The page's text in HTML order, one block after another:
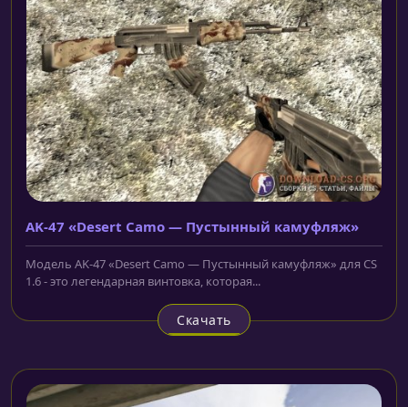
AK-47 «Desert Camo — Пустынный камуфляж»
Модель AK-47 «Desert Camo — Пустынный камуфляж» для CS
1.6 - это легендарная винтовка, которая...
Скачать